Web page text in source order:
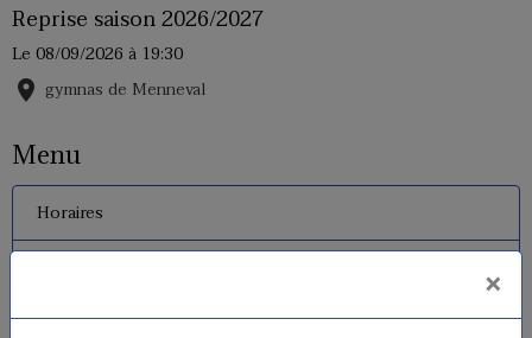
Reprise saison 2026/2027
Le 08/09/2026 à 19:30
gymnas de Menneval
Menu
Horaires
Tarifs
×